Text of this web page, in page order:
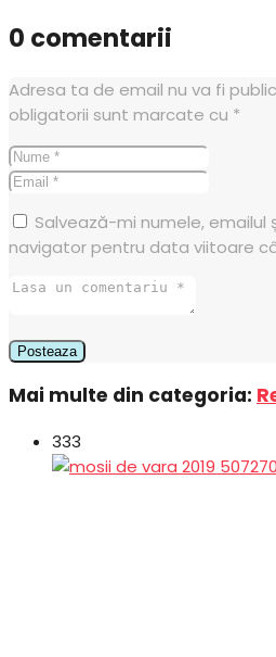
0 comentarii
Adresa ta de email nu va fi
obligatorii sunt marcate cu *
Salvează-mi numele,
navigator pentru data viitoare
Mai multe din categoria:
333